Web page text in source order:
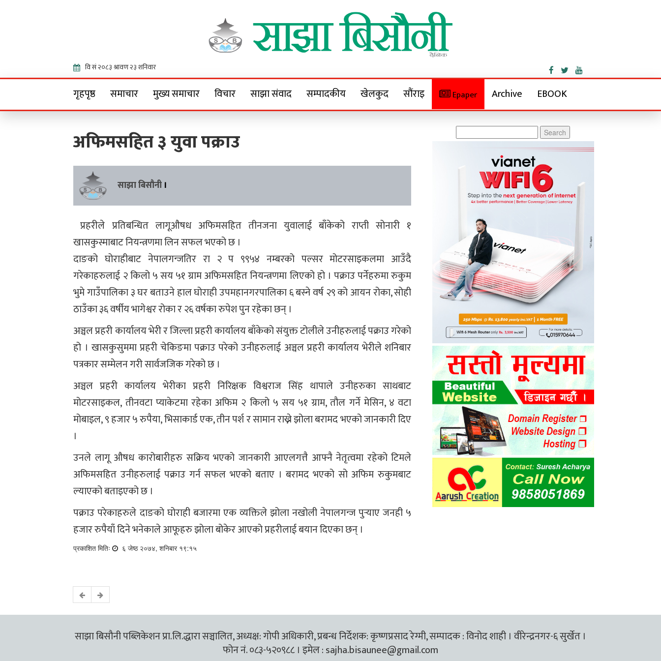
Sajha Bisaunee
गृहपृष्ठ समाचार मुख्य समाचार विचार साझा संवाद सम्पादकीय खेलकुद सौंराइ Epaper Archive EBOOK
अफिमसहित ३ युवा पक्राउ
साझा बिसौनी ।
प्रहरीले प्रतिबन्धित लागूऔषध अफिमसहित तीनजना युवालाई बाँकेको राप्ती सोनारी १
खासकुस्माबाट नियन्त्रणमा लिन सफल भएको छ ।
दाङको घोराहीबाट नेपालगन्जतिर रा २ प ९९५४ नम्बरको पल्सर मोटरसाइकलमा आउँदै
गरेकाहरुलाई २ किलो ५ सय ५१ ग्राम अफिमसहित नियन्त्रणमा लिएको हो । पक्राउ पर्नेहरुमा रुकुम
भुमे गाउँपालिका ३ घर बताउने हाल घोराही उपमहानगरपालिका ६ बस्ने वर्ष २९ को आयन रोका, सोही
ठाउँका ३६ वर्षीय भागेश्वर रोका र २६ वर्षका रुपेश पुन रहेका छन् ।
अञ्चल प्रहरी कार्यालय भेरी र जिल्ला प्रहरी कार्यालय बाँकेको संयुक्त टोलीले उनीहरुलाई पक्राउ गरेको
हो । खासकुसुममा प्रहरी चेकिङमा पक्राउ परेको उनीहरुलाई अञ्चल प्रहरी कार्यालय भेरीले शनिबार
पत्रकार सम्मेलन गरी सार्वजजिक गरेको छ ।
अञ्चल प्रहरी कार्यालय भेरीका प्रहरी निरिक्षक विश्वराज सिंह थापाले उनीहरुका साथबाट
मोटरसाइकल, तीनवटा प्याकेटमा रहेका अफिम २ किलो ५ सय ५१ ग्राम, तौल गर्ने मेसिन, ४ वटा
मोबाइल, ९ हजार ५ रुपैया, भिसाकार्ड एक, तीन पर्श र सामान राख्ने झोला बरामद भएको जानकारी दिए
।
उनले लागू औषध कारोबारीहरु सक्रिय भएको जानकारी आएलगत्तै आफ्नै नेतृत्वमा रहेको टिमले
अफिमसहित उनीहरुलाई पक्राउ गर्न सफल भएको बताए । बरामद भएको सो अफिम रुकुमबाट
ल्याएको बताइएको छ ।
पक्राउ परेकाहरुले दाङको घोराही बजारमा एक व्यक्तिले झोला नखोली नेपालगन्ज पुर्‍याए जनही ५
हजार रुपैयाँ दिने भनेकाले आफूहरु झोला बोकेर आएको प्रहरीलाई बयान दिएका छन् ।
प्रकाशित मितिः ६ जेष्ठ २०७४, शनिबार १९:१५
for:
साझा बिसौनी पब्लिकेशन प्रा.लि.द्धारा सञ्चालित, अध्यक्ष: गोपी अधिकारी, प्रबन्ध निर्देशक: कृष्णप्रसाद रेग्मी, सम्पादक : विनोद शाही । वीरेन्द्रनगर-६ सुर्खेत ।
फोन नं. ०८३-५२०९८८ । इमेल :sajha.bisaunee@gmail.com